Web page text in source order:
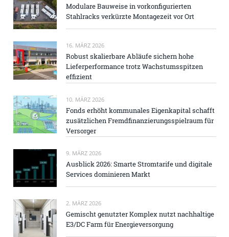
Modulare Bauweise in vorkonfigurierten
Stahlracks verkürzte Montagezeit vor Ort
16. MÄRZ 2026
Robust skalierbare Abläufe sichern hohe
Lieferperformance trotz Wachstumsspitzen
effizient
10. MÄRZ 2026
Fonds erhöht kommunales Eigenkapital schafft
zusätzlichen Fremdfinanzierungsspielraum für
Versorger
9. MÄRZ 2026
Ausblick 2026: Smarte Stromtarife und digitale
Services dominieren Markt
2. MÄRZ 2026
Gemischt genutzter Komplex nutzt nachhaltige
E3/DC Farm für Energieversorgung